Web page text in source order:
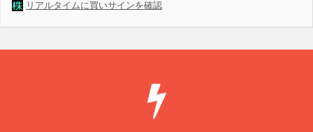
リアルタイムに買いサインを確認